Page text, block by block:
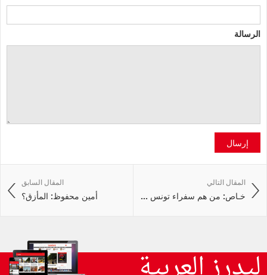
الرسالة
إرسال
المقال السابق
أمين محفوظ: المأزق؟
المقال التالي
خـاص: من هم سفراء تونس ...